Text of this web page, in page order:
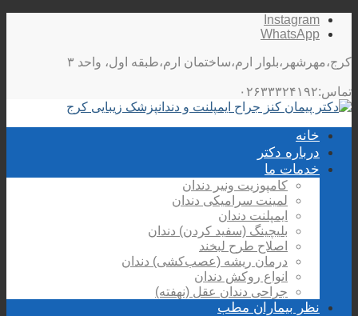
Instagram
WhatsApp
کرج،مهرشهر،بلوار ارم،ساختمان ارم،طبقه اول، واحد ۳
تماس:۰۲۶۳۳۳۲۴۱۹۲
خانه
درباره دکتر
خدمات ما
کامپوزیت ونیر دندان
لمینت سرامیکی دندان
ایمپلنت دندان
بلیچینگ (سفید کردن) دندان
اصلاح طرح لبخند
درمان ریشه (عصب‌کشی) دندان
انواع روکش دندان
جراحی دندان عقل (نهفته)
نظر بیماران مطب